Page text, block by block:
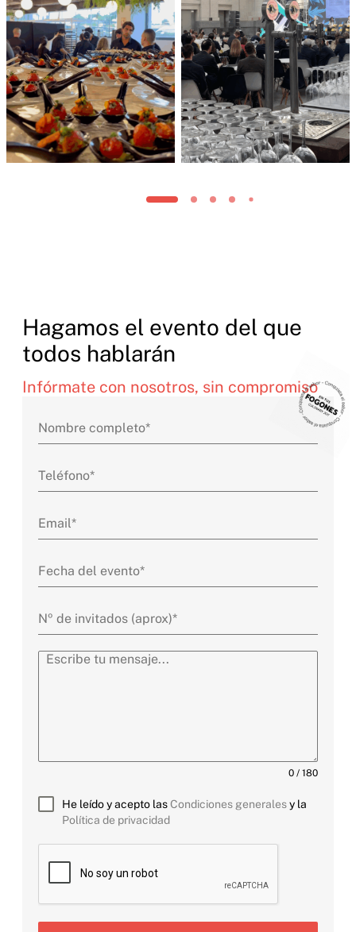
Hagamos el evento del que
todos hablarán
Infórmate con nosotros, sin compromiso
0 / 180
He leído y acepto lasCondiciones generalesy la
Política de privacidad